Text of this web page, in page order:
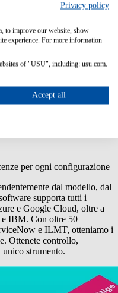
il controllo del vostro
scoperta e categorizzazione
al risparmio dei costi,
del lavoro pesante. I nostri
riconoscono EULA e
base alle tendenze di
vulnerabilità, migliorerete
potrete ottimizzare
decisioni IT più
per ogni configurazione
dal modello, dal
supporta tutti i
e Google Cloud, oltre a
e IBM. Con oltre 50
e ILMT, otteniamo i
Ottenete controllo,
strumento.
Privacy policy
to improve our website, show
experience. For more information
of "USU", including: usu.com.
Accept all